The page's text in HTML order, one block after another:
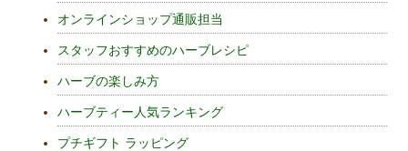
オンラインショップ通販担当
スタッフおすすめのハーブレシピ
ハーブの楽しみ方
ハーブティー人気ランキング
プチギフト ラッピング